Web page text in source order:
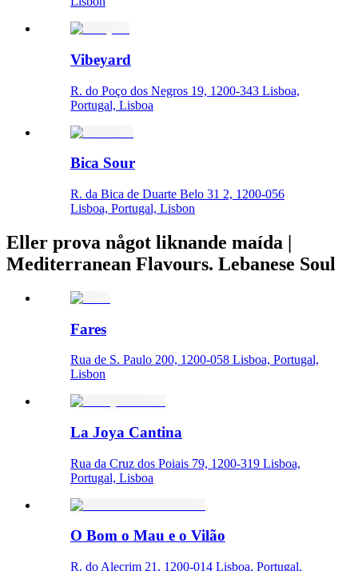
Vibeyard
R. do Poço dos Negros 19, 1200-343 Lisboa,
Portugal, Lisboa
Bica Sour
R. da Bica de Duarte Belo 31 2, 1200-056
Lisboa, Portugal, Lisbon
Eller prova något liknande maída |
Mediterranean Flavours. Lebanese Soul
Fares
Rua de S. Paulo 200, 1200-058 Lisboa, Portugal,
Lisbon
La Joya Cantina
Rua da Cruz dos Poiais 79, 1200-319 Lisboa,
Portugal, Lisboa
O Bom o Mau e o Vilão
R. do Alecrim 21, 1200-014 Lisboa, Portugal,